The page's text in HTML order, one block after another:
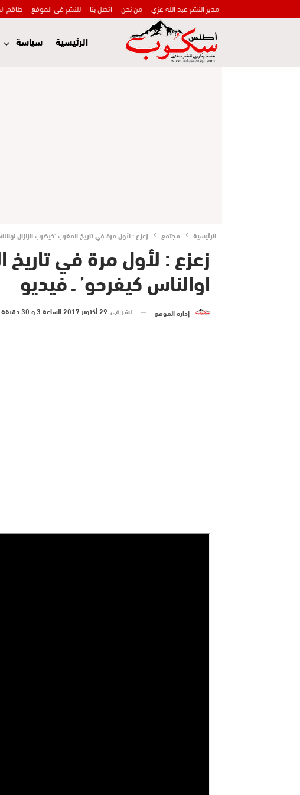
مدير النشر عبد الله عزي من نحن اتصل بنا للنشر في الموقع طاقم
الرئيسية سياسة
الرئيسية مجتمع زعزع : لأول مرة في تاريخ المغرب ’كيضرب الزلزال
زعزع : لأول مرة في تاريخ
اوالناس كيفرحو’ ـ فيديو
إدارة الموقع نشر في 29 أكتوبر 2017 الساعة 3 و 30 دقيقة